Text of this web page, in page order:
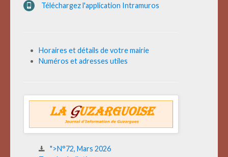
Téléchargez l'application Intramuros
Horaires et détails de votre mairie
Numéros et adresses utiles
">N°72, Mars 2026